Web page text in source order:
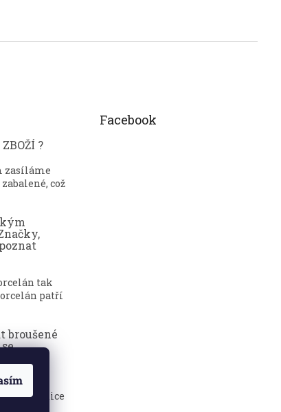
?
zasíláme
což
tak
patří
broušené
jsou
tradice
Facebook